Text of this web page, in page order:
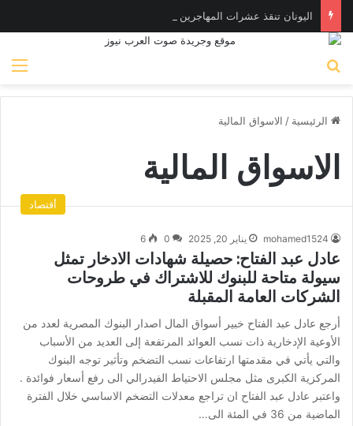
اليونان تنقذ عشرات المهاجرين بينهم مصريون وسودانيون
الرئيسية / الاسواق المالية
الاسواق المالية
أقتصاد
mohamed1524 يناير 20, 2025 0
6
عادل عبد الفتاح: حصيلة شهادات الادخار تمثل
سيولة متاحة للبنوك للاشتراك في طروحات
الشركات العامة المقبلة
أرجع عادل عبد الفتاح خبير أسواق المال اصدار البنوك المصرية لعدد من
الأوعية الإدخارية ذات نسب العوائد المرتفعة إلى العديد من الأسباب
والتي يأتي في مقدمتها ارتفاعات نسب التضخم وتأثير توجه البنوك
المركزية الكبرى مثل مجلس الاحتياط الفيدرالي الى رفع أسعار فوائدة .
واعتبر عادل عبد الفتاح ان تراجع معدلات التضخم الاساسي خلال الفترة
الماضية من 36 في المئة الى…